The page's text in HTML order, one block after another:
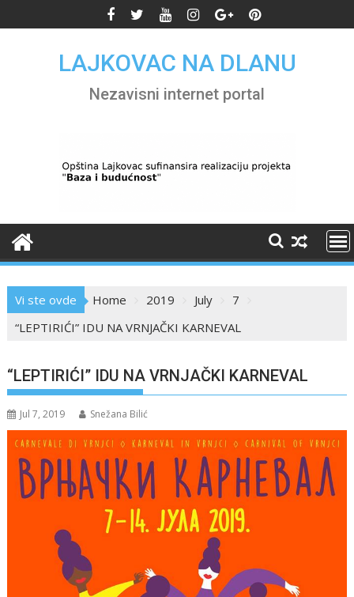
to
LAJKOVAC NA DLANU
Nezavisni internet portal
Vi ste ovde Home 2019 July
7
“LEPTIRIĆI” IDU NA VRNJAČKI KARNEVAL
“LEPTIRIĆI” IDU NA VRNJAČKI KARNEVAL
Jul 7, 2019 Snežana Bilić